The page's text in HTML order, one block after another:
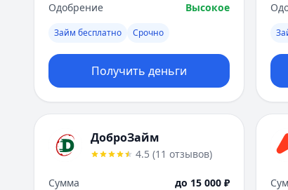
Одобрение
Высокое
Займ бесплатно Срочно
Получить деньги
ДоброЗайм
4.5 (11 отзывов)
Сумма
до 15 000 ₽